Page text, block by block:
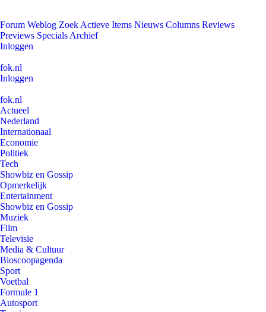
Forum Weblog Zoek Actieve Items Nieuws Columns Reviews
Previews Specials Archief
Inloggen
fok.nl
Inloggen
fok.nl
Actueel
Nederland
Internationaal
Economie
Politiek
Tech
Showbiz en Gossip
Opmerkelijk
Entertainment
Showbiz en Gossip
Muziek
Film
Televisie
Media & Cultuur
Bioscoopagenda
Sport
Voetbal
Formule 1
Autosport